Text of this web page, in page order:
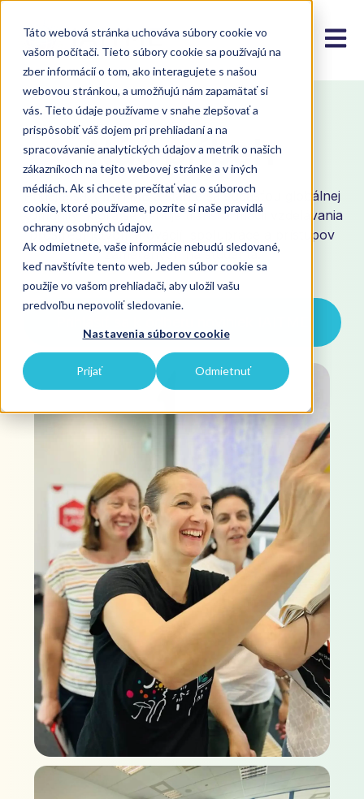
Táto webová stránka uchováva súbory cookie vo
vašom počítači. Tieto súbory cookie sa používajú na
zber informácií o tom, ako interagujete s našou
webovou stránkou, a umožňujú nám zapamätať si
vás. Tieto údaje používame v snahe zlepšovať a
prispôsobiť váš dojem pri prehliadaní a na
spracovávanie analytických údajov a metrík o našich
zákazníkoch na tejto webovej stránke a v iných
médiách. Ak si chcete prečítať viac o súboroch
cookie, ktoré používame, pozrite si naše pravidlá
ochrany osobných údajov.
Ak odmietnete, vaše informácie nebudú sledované,
keď navštívite tento web. Jeden súbor cookie sa
použije vo vašom prehliadači, aby uložil vašu
predvoľbu nepovoliť sledovanie.
Nastavenia súborov cookie
Prijať Odmietnuť
Open
NAŠE PILÁRE
Náš príbeh
Pridajte sa k IAITME a staňte sa súčasťou globálnej
komunity, ktorá sa venuje transformácii vzdelávania
prostredníctvom inovácií, spolupráce a prístupov
zameraných na študenta.